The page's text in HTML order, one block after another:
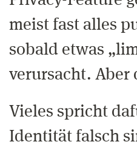
meist fast alles
sobald etwas
verursacht. Aber
Vieles spricht
Identität falsch